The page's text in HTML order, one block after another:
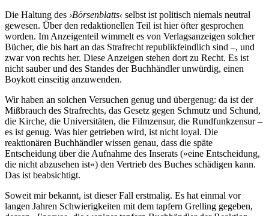
Die Haltung des ›Börsenblatts‹ selbst ist politisch niemals neutral
gewesen. Über den redaktionellen Teil ist hier öfter gesprochen
worden. Im Anzeigenteil wimmelt es von Verlagsanzeigen solcher
Bücher, die bis hart an das Strafrecht republikfeindlich sind –, und
zwar von rechts her. Diese Anzeigen stehen dort zu Recht. Es ist
nicht sauber und des Standes der Buchhändler unwürdig, einen
Boykott einseitig anzuwenden.
Wir haben an solchen Versuchen genug und übergenug: da ist der
Mißbrauch des Strafrechts, das Gesetz gegen Schmutz und Schund,
die Kirche, die Universitäten, die Filmzensur, die Rundfunkzensur –
es ist genug. Was hier getrieben wird, ist nicht loyal. Die
reaktionären Buchhändler wissen genau, dass die späte
Entscheidung über die Aufnahme des Inserats (»eine Entscheidung,
die nicht abzusehen ist«) den Vertrieb des Buches schädigen kann.
Das ist beabsichtigt.
Soweit mir bekannt, ist dieser Fall erstmalig. Es hat einmal vor
langen Jahren Schwierigkeiten mit dem tapfern Grelling gegeben,